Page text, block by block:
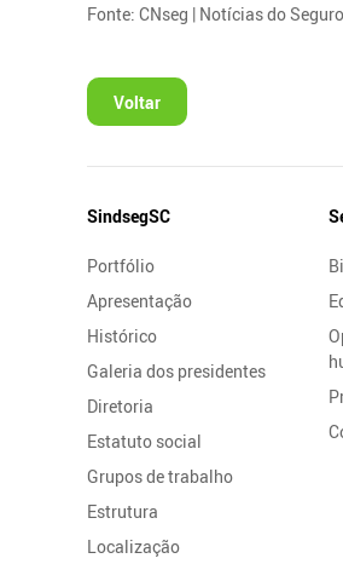
Fonte: CNseg | Notícias do Seguro
Voltar
Mapa
Site
SindsegSC
Portfólio
Apresentação
Histórico
Galeria dos presidentes
Diretoria
Estatuto social
Grupos de trabalho
Estrutura
Localização